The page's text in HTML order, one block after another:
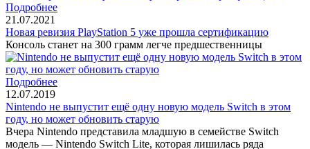
Подробнее
21.07.2021
Новая ревизия PlayStation 5 уже прошла сертификацию
Консоль станет на 300 грамм легче предшественницы
Подробнее
12.07.2019
Nintendo не выпустит ещё одну новую модель Switch в этом
году, но может обновить старую
Вчера Nintendo представила младшую в семействе Switch
модель — Nintendo Switch Lite, которая лишилась ряда